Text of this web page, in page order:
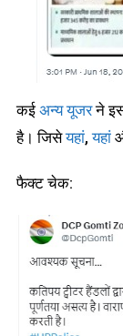
कई अन्य यूजरने
है। जिसेयहां,यहां
फैक्ट चेक: